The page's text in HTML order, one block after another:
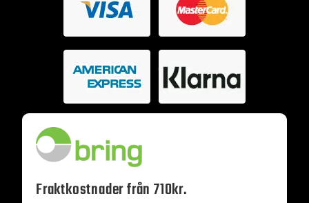
Fraktkostnader från 710kr.